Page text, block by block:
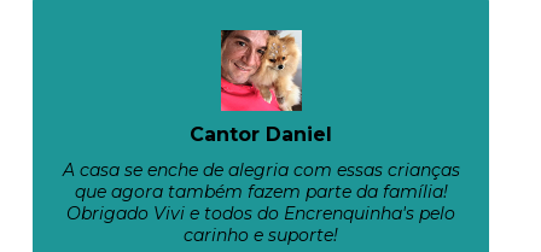
Cantor Daniel
A casa se enche de alegria com essas crianças
que agora também fazem parte da família!
Obrigado Vivi e todos do Encrenquinha's pelo
carinho e suporte!